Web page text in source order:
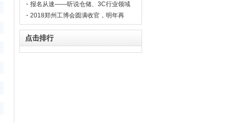
开启！一分钟报名免费入场
报名从速——听说仓储、3C行业领域
的大咖们7月份都要来这里!
2018郑州工博会圆满收官，明年再
会！
点击排行